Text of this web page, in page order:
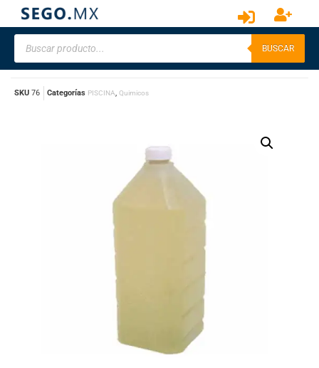
BUSCAR
SKU 76 Categorías PISCINA, Quimicos